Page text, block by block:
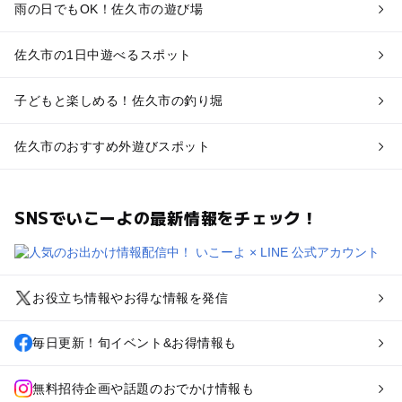
雨の日でもOK！佐久市の遊び場
佐久市の1日中遊べるスポット
子どもと楽しめる！佐久市の釣り堀
佐久市のおすすめ外遊びスポット
SNSでいこーよの最新情報をチェック！
お役立ち情報やお得な情報を発信
毎日更新！旬イベント&お得情報も
無料招待企画や話題のおでかけ情報も